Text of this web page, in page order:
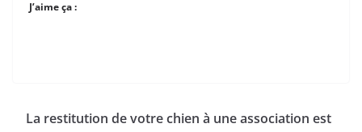
J’aime ça :
La restitution de votre chien à une association est